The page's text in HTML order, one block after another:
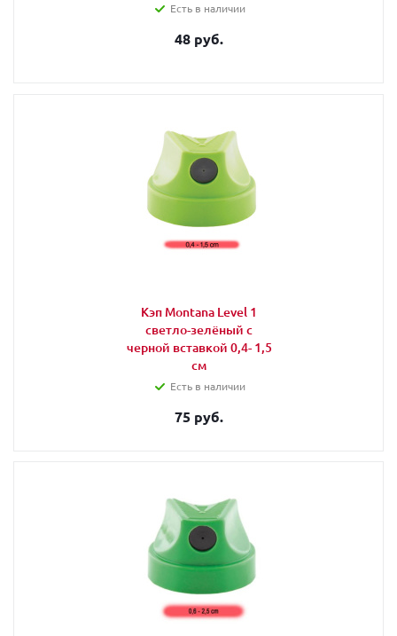
Есть в наличии
48 руб.
Кэп Montana Level 1
светло-зелёный с
черной вставкой 0,4- 1,5
см
Есть в наличии
75 руб.